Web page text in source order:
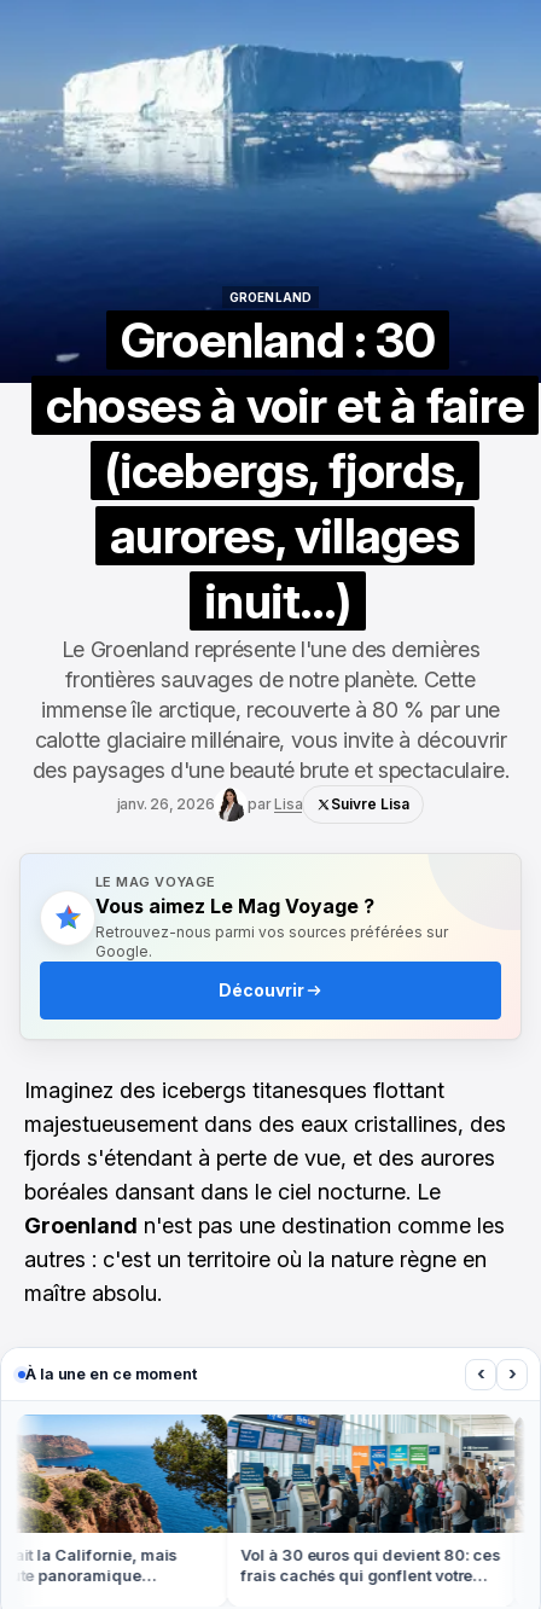
GROENLAND
Groenland : 30
choses à voir et à faire
(icebergs, fjords,
aurores, villages
inuit…)
Le Groenland représente l'une des dernières
frontières sauvages de notre planète. Cette
immense île arctique, recouverte à 80 % par une
calotte glaciaire millénaire, vous invite à découvrir
des paysages d'une beauté brute et spectaculaire.
janv. 26, 2026 parLisa Suivre Lisa
LE MAG VOYAGE
Vous aimez Le Mag Voyage ?
Retrouvez-nous parmi vos sources préférées sur
Google.
Découvrir
Imaginez des icebergs titanesques flottant
majestueusement dans des eaux cristallines, des
fjords s'étendant à perte de vue, et des aurores
boréales dansant dans le ciel nocturne. Le
Groenland n'est pas une destination comme les
autres : c'est un territoire où la nature règne en
maître absolu.
À la une en ce moment ‹ ›
la Californie, mais
panoramique
Vol à 30 euros qui devient 80: ces
frais cachés qui gonflent votre